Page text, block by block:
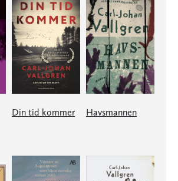
Din tid kommer Havsmannen